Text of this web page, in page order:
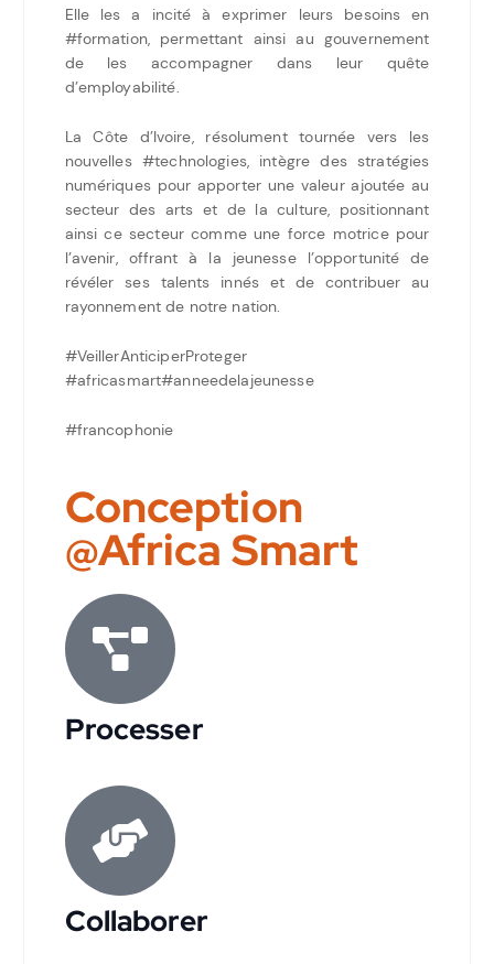
Elle les a incité à exprimer leurs besoins en
#formation, permettant ainsi au gouvernement
de les accompagner dans leur quête
d’employabilité.
La Côte d’Ivoire, résolument tournée vers les
nouvelles #technologies, intègre des stratégies
numériques pour apporter une valeur ajoutée au
secteur des arts et de la culture, positionnant
ainsi ce secteur comme une force motrice pour
l’avenir, offrant à la jeunesse l’opportunité de
révéler ses talents innés et de contribuer au
rayonnement de notre nation.
#VeillerAnticiperProteger
#africasmart#anneedelajeunesse
#francophonie
Conception
@Africa Smart
Processer
Collaborer